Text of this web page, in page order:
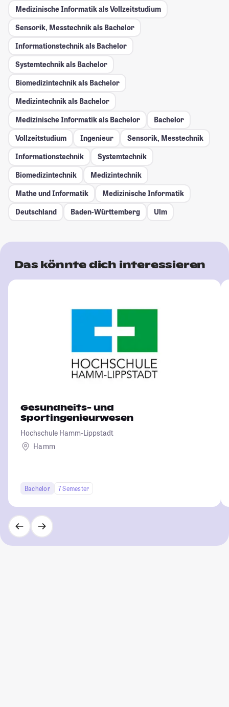
Medizinische Informatik als Vollzeitstudium
Sensorik, Messtechnik als Bachelor
Informationstechnik als Bachelor
Systemtechnik als Bachelor
Biomedizintechnik als Bachelor
Medizintechnik als Bachelor
Medizinische Informatik als Bachelor
Bachelor
Vollzeitstudium
Ingenieur
Sensorik, Messtechnik
Informationstechnik
Systemtechnik
Biomedizintechnik
Medizintechnik
Mathe und Informatik
Medizinische Informatik
Deutschland
Baden-Württemberg Ulm
Das könnte dich interessieren
Gesundheits- und
Sportingenieurwesen
Hochschule Hamm-Lippstadt
Hamm
Bachelor 7 Semester